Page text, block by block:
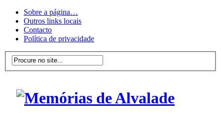
Sobre a página…
Outros links locais
Contacto
Política de privacidade